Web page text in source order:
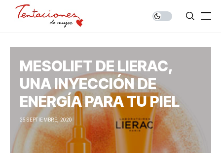
MESOLIFT DE LIERAC,
UNA INYECCIÓN DE
ENERGÍA PARA TU PIEL
25 SEPTIEMBRE, 2020